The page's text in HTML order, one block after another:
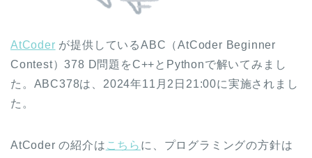
AtCoder が提供しているABC（AtCoder Beginner
Contest）378 D問題をC++とPythonで解いてみまし
た。ABC378は、2024年11月2日21:00に実施されまし
た。
AtCoder の紹介は こちら に、プログラミングの方針は